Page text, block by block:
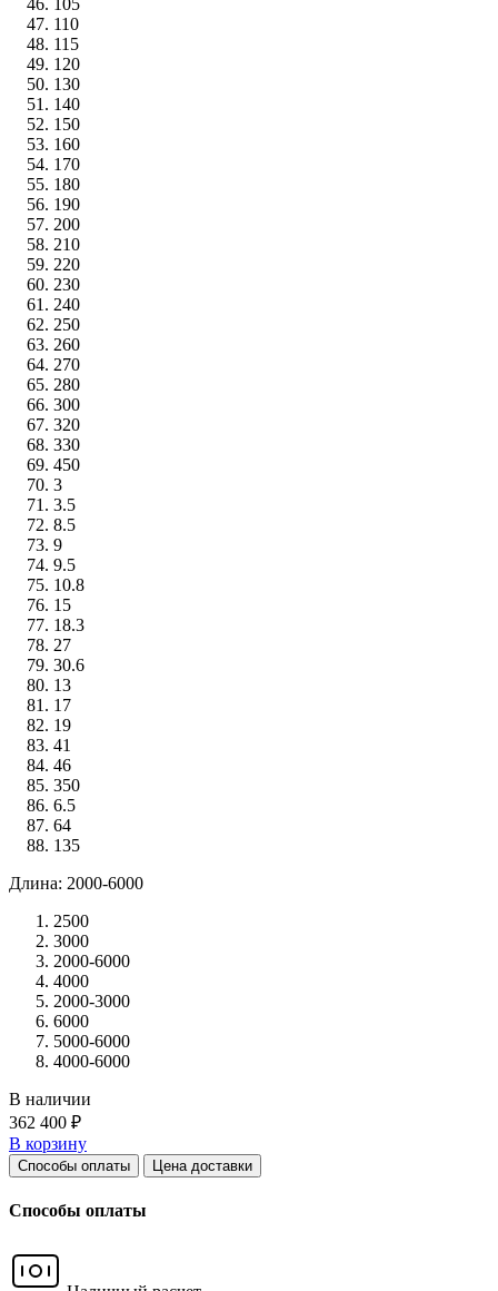
110
115
120
130
140
150
160
170
180
190
200
210
220
230
240
250
260
270
280
300
320
330
450
3
3.5
8.5
9
9.5
10.8
15
18.3
27
30.6
13
17
19
41
46
350
6.5
64
135
Длина: 2000-6000
2500
3000
2000-6000
4000
2000-3000
6000
5000-6000
4000-6000
В наличии
362 400 ₽
В корзину
Способы оплаты Цена доставки
Способы оплаты